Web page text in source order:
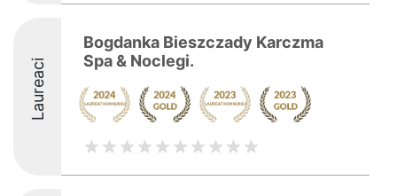
Laureaci
Bogdanka Bieszczady Karczma
Spa & Noclegi.